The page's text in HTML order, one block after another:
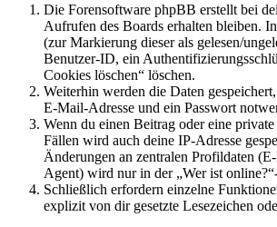
Die Forensoftware phpBB erstellt bei
Aufrufen des Boards erhalten bleiben.
(zur Markierung dieser als gelesen/
Benutzer-ID, ein
Cookies löschen“ löschen.
Weiterhin werden die Daten
E-Mail-Adresse und ein Passwort
Wenn du einen Beitrag oder eine
Fällen wird auch deine IP-Adresse
Änderungen an zentralen Profildaten
Agent) wird nur in der „Wer ist
Schließlich erfordern einzelne
explizit von dir gesetzte Lesezeichen